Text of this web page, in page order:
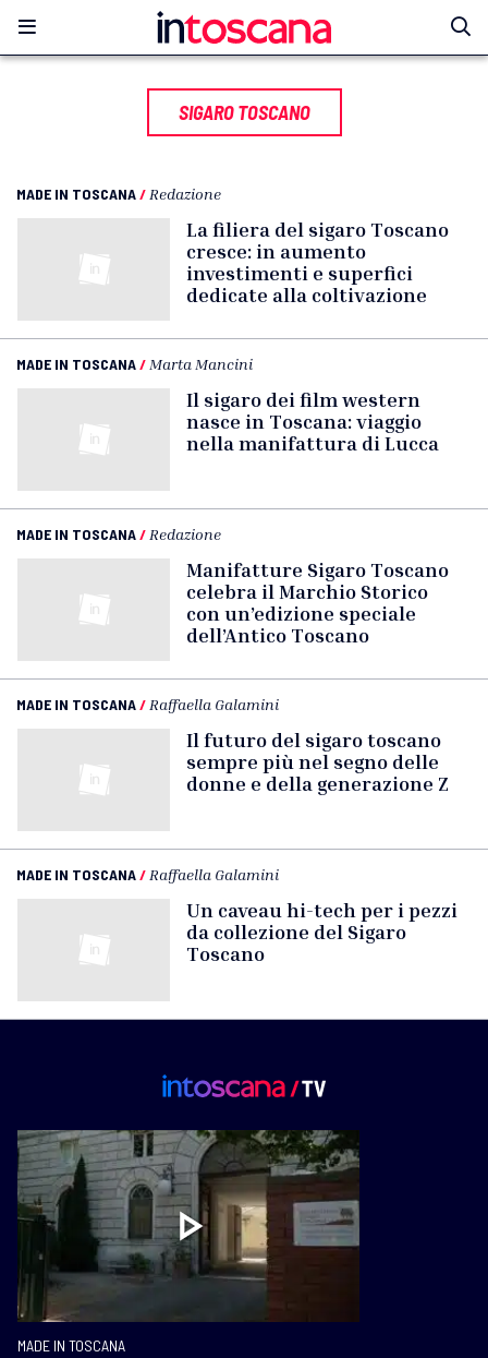
SIGARO TOSCANO
MADE IN TOSCANA/ Redazione
La filiera del sigaro Toscano
cresce: in aumento
investimenti e superfici
dedicate alla coltivazione
MADE IN TOSCANA/ Marta Mancini
Il sigaro dei film western
nasce in Toscana: viaggio
nella manifattura di Lucca
MADE IN TOSCANA/ Redazione
Manifatture Sigaro Toscano
celebra il Marchio Storico
con un’edizione speciale
dell’Antico Toscano
MADE IN TOSCANA/ Raffaella Galamini
Il futuro del sigaro toscano
sempre più nel segno delle
donne e della generazione Z
MADE IN TOSCANA/ Raffaella Galamini
Un caveau hi-tech per i pezzi
da collezione del Sigaro
Toscano
MADE IN TOSCANA